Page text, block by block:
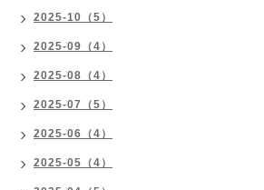
2025-10（5）
2025-09（4）
2025-08（4）
2025-07（5）
2025-06（4）
2025-05（4）